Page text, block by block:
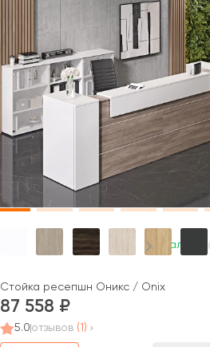
В наличии
Стойка ресепшн Оникс / Onix
87 558
5.0 отзывов (1)